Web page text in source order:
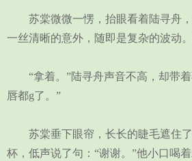
苏棠微微一愣，抬眼看着陆寻舟，
一丝清晰的意外，随即是复杂的波动
“拿着。”陆寻舟声音不高，却带着
唇都g了。”
苏棠垂下眼帘，长长的睫毛遮住了
杯，低声说了句：“谢谢。”他小口喝